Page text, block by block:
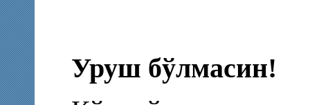
Уруш бўлмасин!